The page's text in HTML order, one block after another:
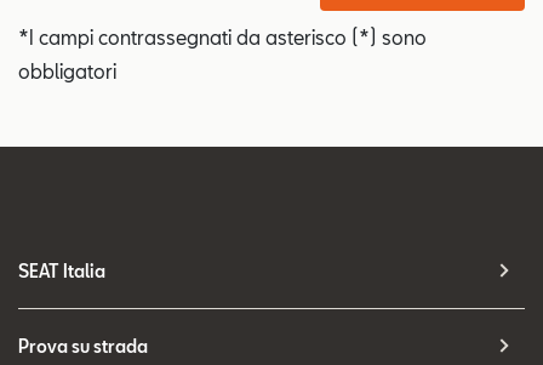
*I campi contrassegnati da asterisco (*) sono
obbligatori
SEAT Italia
Prova su strada